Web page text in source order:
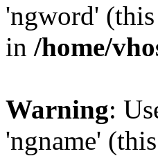
'ngword'
in /home/
Warning:
'ngname'